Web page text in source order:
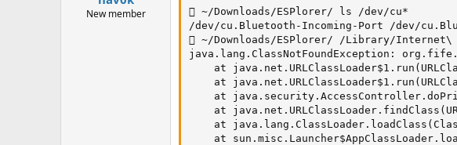
New member
 ~/Downloads/ESPlorer/ ls /dev/cu*
/dev/cu.Bluetooth-Incoming-Port /dev/
 ~/Downloads/ESPlorer/ /Library/
java.lang.ClassNotFoundException:
at
at
at
at
at
at